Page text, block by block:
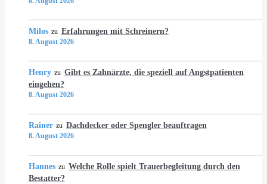
Milos zu Erfahrungen mit Schreinern?
8. August 2026
Henry zu Gibt es Zahnärzte, die speziell auf Angstpatienten
eingehen?
8. August 2026
Rainer zu Dachdecker oder Spengler beauftragen
8. August 2026
Hannes zu Welche Rolle spielt Trauerbegleitung durch den
Bestatter?